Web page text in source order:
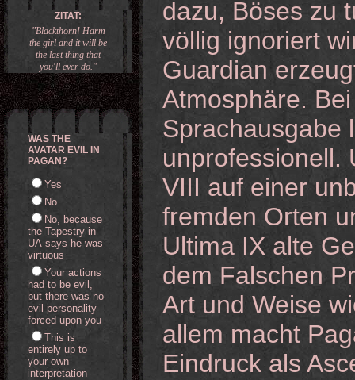
dazu, Böses zu
völlig ignoriert
Guardian
Atmosphäre.
Sprachausgabe
unprofessionell.
VIII auf einer
fremden Orten
Ultima IX alte
dem Falschen
Art und Weise
allem macht
Eindruck als
ZITAT:
"Blackthorn! Harm
the girl and it will be
the last thing that
you'll ever do."
WAS THE
AVATAR EVIL IN
PAGAN?
Yes
No
No, because
the Tapestry in
UA says he was
virtuous
Your actions
had to be evil,
but there was no
evil personality
forced upon you
This is
entirely up to
your own
interpretation